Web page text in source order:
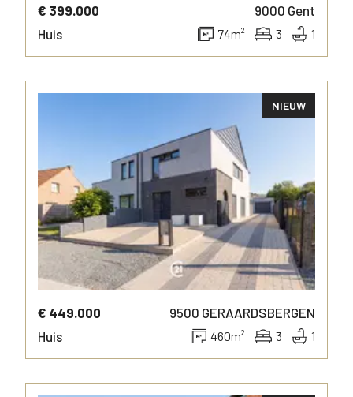
€ 399.000 9000 Gent
Huis
74m² 3 1
NIEUW
€ 449.000 9500 GERAARDSBERGEN
Huis
460m² 3 1